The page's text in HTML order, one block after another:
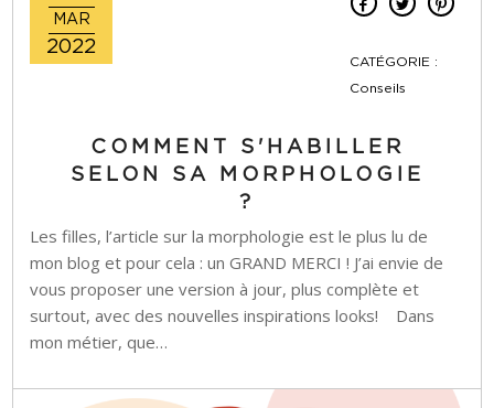
MAR
2022
CATÉGORIE :
Conseils
COMMENT S'HABILLER
SELON SA MORPHOLOGIE
?
Les filles, l’article sur la morphologie est le plus lu de
mon blog et pour cela : un GRAND MERCI ! J’ai envie de
vous proposer une version à jour, plus complète et
surtout, avec des nouvelles inspirations looks! Dans
mon métier, que…